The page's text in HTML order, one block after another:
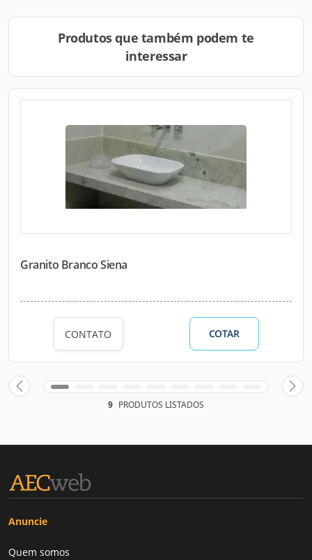
Produtos que também podem te
interessar
Granito Branco Siena
CONTATO COTAR
9 PRODUTOS LISTADOS
Anuncie
Quem somos